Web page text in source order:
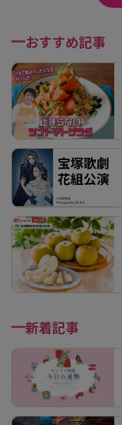
おすすめ記事
新着記事